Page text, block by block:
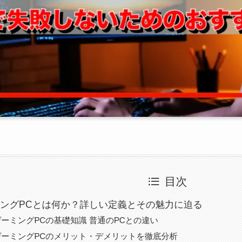
目次
グPCとは何か？詳しい定義とその魅力に迫る
ミングPCの基礎知識 普通のPCとの違い
ミングPCのメリット・デメリットを徹底分析